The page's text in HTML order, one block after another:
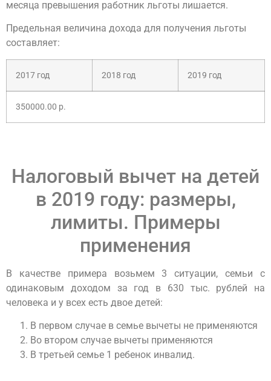
месяца превышения работник льготы лишается.
Предельная величина дохода для получения льготы
составляет:
2017 год 2018 год 2019 год
350000.00 р.
Налоговый вычет на детей
в 2019 году: размеры,
лимиты. Примеры
применения
В качестве примера возьмем 3 ситуации, семьи с
одинаковым доходом за год в 630 тыс. рублей на
человека и у всех есть двое детей:
В первом случае в семье вычеты не применяются
Во втором случае вычеты применяются
В третьей семье 1 ребенок инвалид.